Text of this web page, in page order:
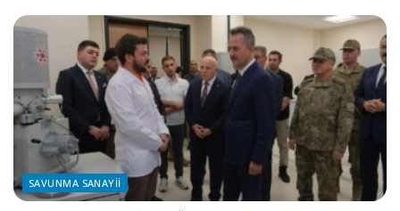
SAVUNMA SANAYII